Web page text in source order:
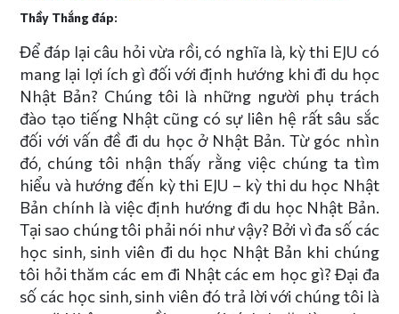
Thầy Thắng đáp:
Để đáp lại câu hỏi vừa rồi, có nghĩa là, kỳ thi EJU có
mang lại lợi ích gì đối với định hướng khi đi du học
Nhật Bản? Chúng tôi là những người phụ trách
đào tạo tiếng Nhật cũng có sự liên hệ rất sâu sắc
đối với vấn đề đi du học ở Nhật Bản. Từ góc nhìn
đó, chúng tôi nhận thấy rằng việc chúng ta tìm
hiểu và hướng đến kỳ thi EJU – kỳ thi du học Nhật
Bản chính là việc định hướng đi du học Nhật Bản.
Tại sao chúng tôi phải nói như vậy? Bởi vì đa số các
học sinh, sinh viên đi du học Nhật Bản khi chúng
tôi hỏi thăm các em đi Nhật các em học gì? Đại đa
số các học sinh, sinh viên đó trả lời với chúng tôi là